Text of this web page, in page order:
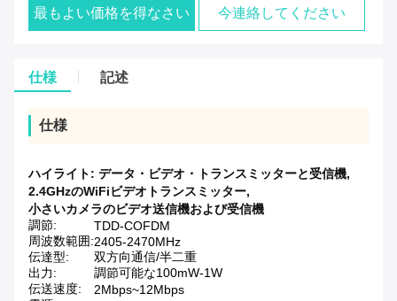
最もよい価格を得なさい 今連絡してください
仕様 記述
仕様
ハイライト: データ・ビデオ・トランスミッターと受信機,
2.4GHzのWiFiビデオトランスミッター,
小さいカメラのビデオ送信機および受信機
調節:
TDD-COFDM
周波数範囲:2405-2470MHz
伝達型:
双方向通信/半二重
出力:
調節可能な100mW-1W
伝送速度:
2Mbps~12Mbps